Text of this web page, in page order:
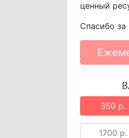
ценный
Спасибо
350 р.
1700 р.